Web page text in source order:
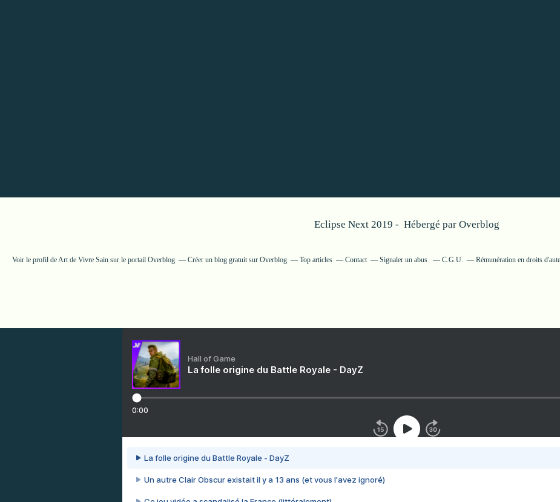
Eclipse Next 2019 - Hébergé par Overblog
Voir le profil deArt de Vivre Sainsur le portail Overblog Créer un blog gratuit sur Overblog Top articles Contact Signaler un abus C.G.U. Rémunération en droits
Hall of Game
La folle origine du Battle Royale - DayZ
0:00
La folle origine du Battle Royale - DayZ
Un autre Clair Obscur existait il y a 13 ans (et vous l'avez ignoré)